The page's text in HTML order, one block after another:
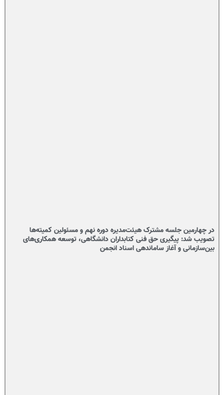
در چهارمین جلسه مشترک هیئت‌مدیره دوره نهم و مسئولین کمیته‌ها
تصویب شد: پیگیری حق فنی کتابداران دانشگاهی، توسعه همکاری‌های
بین‌سازمانی و آغاز ساماندهی اسناد انجمن